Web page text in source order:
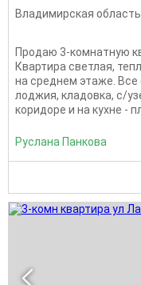
Владимирская область
Продаю 3-комнатную
Квартира светлая,
на среднем этаже. Все
лоджия, кладовка, с/
коридоре и на кухне -
Руслана Панкова